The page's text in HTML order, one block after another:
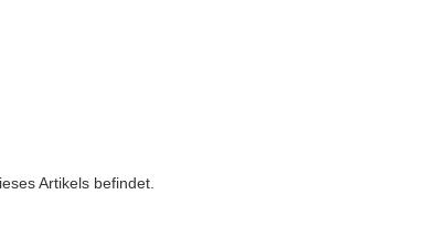
Artikels befindet.